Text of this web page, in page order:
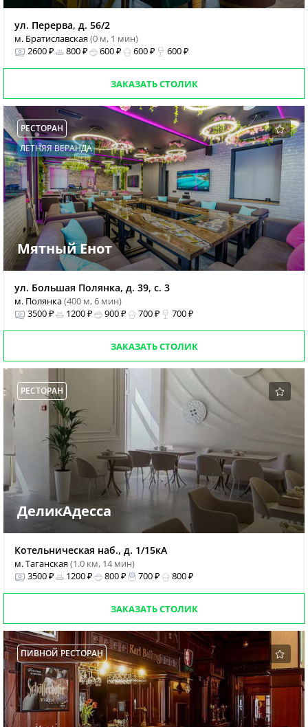
ул. Перерва, д. 56/2
м. Братиславская(0 м, 1 мин)
2600 ₽
800 ₽ 600 ₽ 600 ₽ 600 ₽
ЗАКАЗАТЬ СТОЛИК
РЕСТОРАН
ЛЕТНЯЯ ВЕРАНДА
Мятный Енот
ул. Большая Полянка, д. 39, с. 3
м. Полянка(400 м, 6 мин)
3500 ₽
1200 ₽ 900 ₽ 700 ₽ 700 ₽
ЗАКАЗАТЬ СТОЛИК
РЕСТОРАН
ДеликАдесса
Котельническая наб., д. 1/15кА
м. Таганская(1.0 км, 14 мин)
3500 ₽
1200 ₽ 800 ₽ 700 ₽ 800 ₽
ЗАКАЗАТЬ СТОЛИК
ПИВНОЙ РЕСТОРАН